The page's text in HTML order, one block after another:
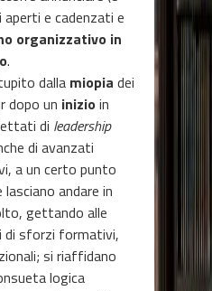
e cadenzati e
organizzativo in
.
dalla miopia dei
dopo un inizio in
di leadership
di avanzati
a un certo punto
lasciano andare in
gettando alle
di sforzi formativi,
si riaffidano
logica